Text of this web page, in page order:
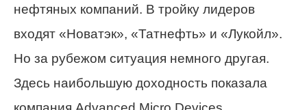
нефтяных компаний. В тройку лидеров
входят «Новатэк», «Татнефть» и «Лукойл».
Но за рубежом ситуация немного другая.
Здесь наибольшую доходность показала